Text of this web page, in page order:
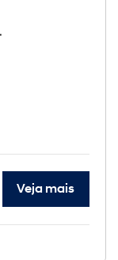
Veja mais